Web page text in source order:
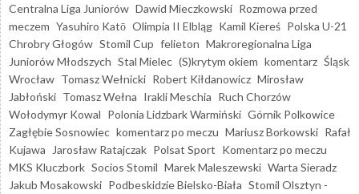
Centralna Liga Juniorów Dawid Mieczkowski Rozmowa przed
meczem Yasuhiro Katō Olimpia II Elbląg Kamil Kiereś Polska U-21
Chrobry Głogów Stomil Cup felieton Makroregionalna Liga
Juniorów Młodszych Stal Mielec (S)krytym okiem komentarz Śląsk
Wrocław Tomasz Wełnicki Robert Kiłdanowicz Mirosław
Jabłoński Tomasz Wełna Irakli Meschia Ruch Chorzów
Wołodymyr Kowal Polonia Lidzbark Warmiński Górnik Polkowice
Zagłębie Sosnowiec komentarz po meczu Mariusz Borkowski Rafał
Kujawa
Jarosław Ratajczak Polsat Sport Komentarz po meczu
MKS Kluczbork Socios Stomil Marek Maleszewski Warta Sieradz
Jakub Mosakowski Podbeskidzie Bielsko-Biała Stomil Olsztyn -